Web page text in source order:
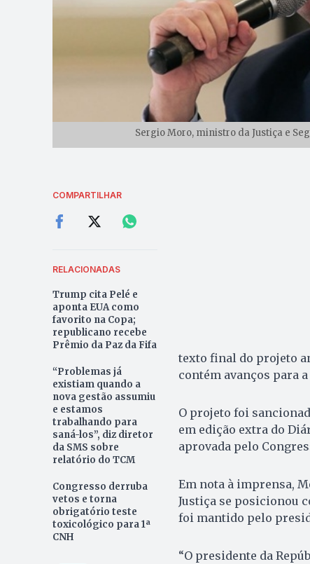
Sergio Moro, ministro da Justiça e
COMPARTILHAR
RELACIONADAS
Trump cita Pelé e
aponta EUA como
favorito na Copa;
republicano recebe
Prêmio da Paz da Fifa
“Problemas já
existiam quando a
nova gestão assumiu
e estamos
trabalhando para
saná-los”, diz diretor
da SMS sobre
relatório do TCM
Congresso derruba
vetos e torna
obrigatório teste
toxicológico para 1ª
CNH
texto final do projeto
contém avanços para
O projeto foi
em edição extra do
aprovada pelo
Em nota à imprensa,
Justiça se posicionou
foi mantido pelo
“O presidente da